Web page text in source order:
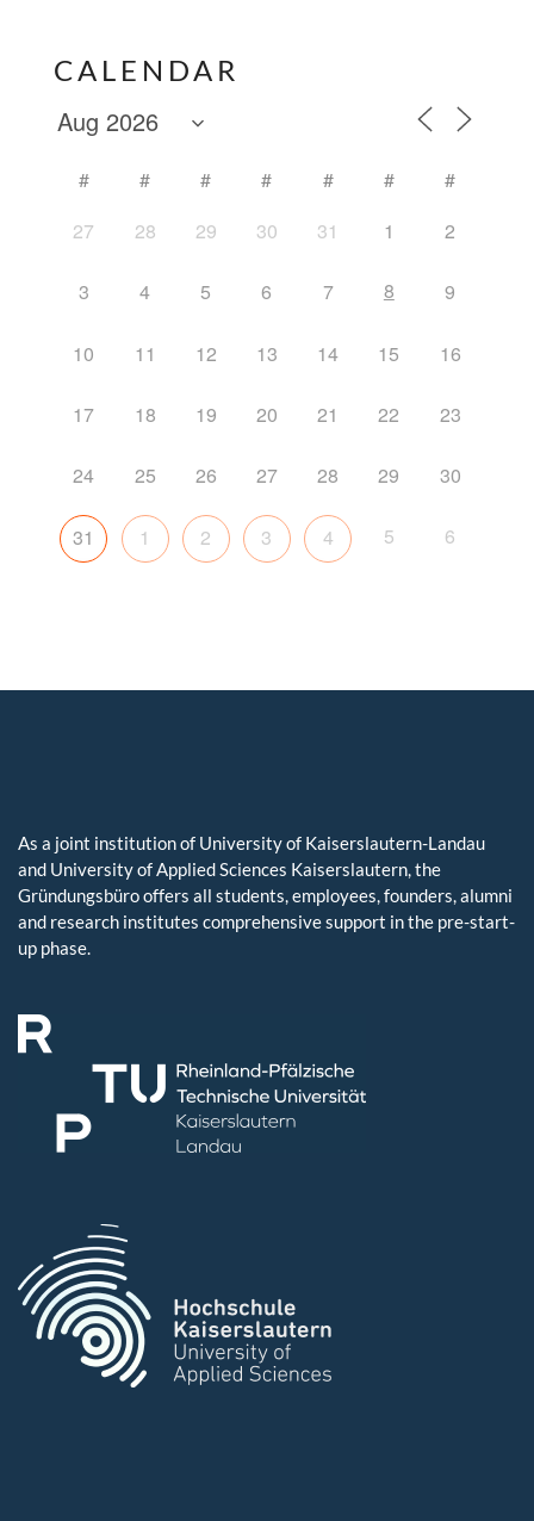
CALENDAR
# # # # # #
#
27
28 29 30 31 1 2
3 4 5 6 7 8 9
10 11 12 13 14 15 16
17 18 19 20 21 22 23
24 25 26 27 28 29 30
31 1 2 3 4 5 6
As a joint institution of University of Kaiserslautern-Landau
and University of Applied Sciences Kaiserslautern, the
Gründungsbüro offers all students, employees, founders, alumni
and research institutes comprehensive support in the pre-start-
up phase.